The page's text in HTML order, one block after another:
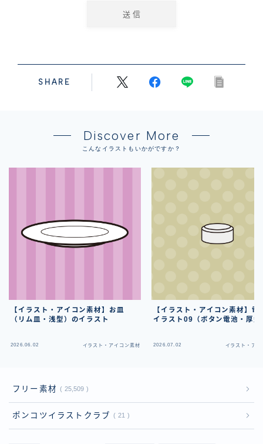
SHARE
Discover More
こんなイラストもいかがですか？
【イラスト・アイコン素材】お皿
（リム皿・浅型）のイラスト
2026.06.02 イラスト・アイコン素材
【イラスト・アイコン素材】電
イラスト09（ボタン電池・厚型
2026.07.02 イラスト・ア
フリー素材 25,509
ポンコツイラストクラブ 21